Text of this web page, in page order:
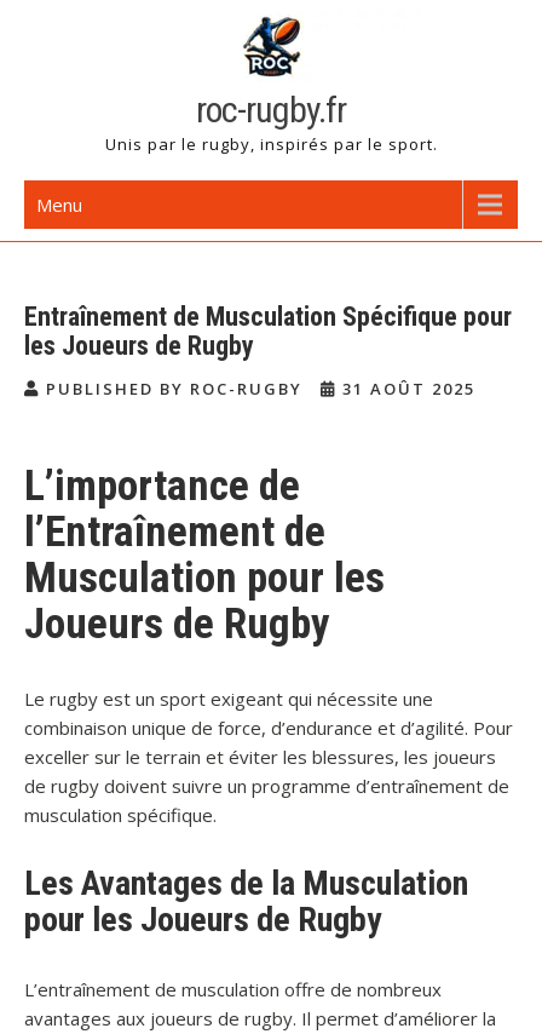
roc-rugby.fr
Unis par le rugby, inspirés par le sport.
Menu
Entraînement de Musculation Spécifique pour
les Joueurs de Rugby
PUBLISHED BY ROC-RUGBY 31 AOÛT 2025
L’importance de
l’Entraînement de
Musculation pour les
Joueurs de Rugby
Le rugby est un sport exigeant qui nécessite une
combinaison unique de force, d’endurance et d’agilité. Pour
exceller sur le terrain et éviter les blessures, les joueurs
de rugby doivent suivre un programme d’entraînement de
musculation spécifique.
Les Avantages de la Musculation
pour les Joueurs de Rugby
L’entraînement de musculation offre de nombreux
avantages aux joueurs de rugby. Il permet d’améliorer la